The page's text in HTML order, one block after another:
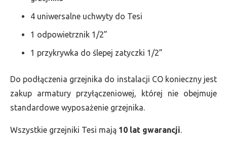
4 uniwersalne uchwyty do Tesi
1 odpowietrznik 1/2”
1 przykrywka do ślepej zatyczki 1/2”
Do podłączenia grzejnika do instalacji CO konieczny jest
zakup armatury przyłączeniowej, której nie obejmuje
standardowe wyposażenie grzejnika.
Wszystkie grzejniki Tesi mają 10 lat gwarancji.